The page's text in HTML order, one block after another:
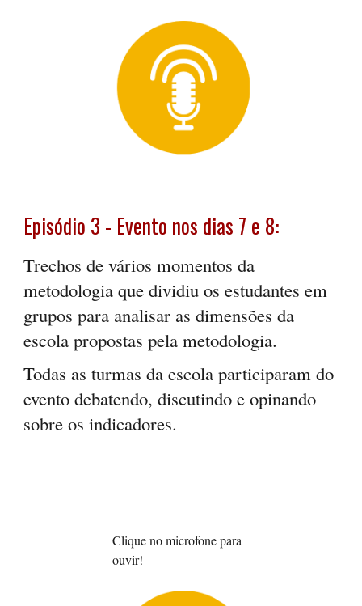
Episódio 3 - Evento nos dias 7 e 8:
Trechos de vários momentos da
metodologia que dividiu os estudantes em
grupos para analisar as dimensões da
escola propostas pela metodologia.
Todas as turmas da escola participaram do
evento debatendo, discutindo e opinando
sobre os indicadores.
Cliqueno microfone para
ouvir!